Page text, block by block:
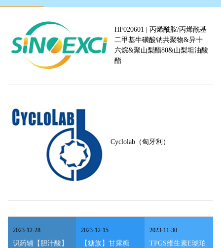
HF020601 | 丙烯酰胺/丙烯酰基
二甲基牛磺酸钠共聚物&异十
六烷&聚山梨酯80&山梨坦油酸
酯
Cyclolab（匈牙利）
识药辅【胆汁酸】
2023-12-28
【糖族】甘露糖
2023-12-15
TPGS维生素E琥珀
2023-11-30